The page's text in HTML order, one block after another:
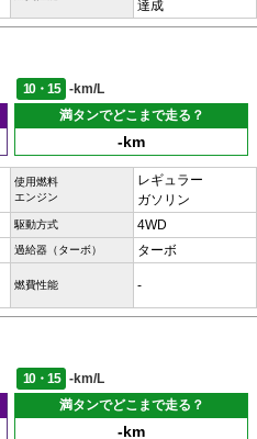
達成
10・15
-km/L
満タンでどこまで走る？
-km
使用燃料
エンジン
レギュラー
ガソリン
駆動方式 4WD
過給器（ターボ） ターボ
燃費性能 -
10・15
-km/L
満タンでどこまで走る？
-km